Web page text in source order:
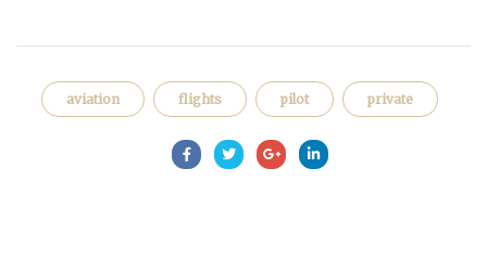
aviation flights pilot private